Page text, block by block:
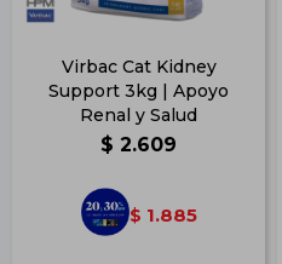
Virbac Cat Kidney
Support 3kg | Apoyo
Renal y Salud
$ 2.609
$ 1.885